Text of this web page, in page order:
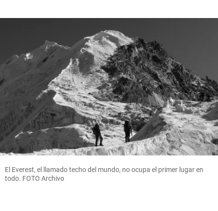
El Everest, el llamado techo del mundo, no ocupa el primer lugar en
todo. FOTO Archivo